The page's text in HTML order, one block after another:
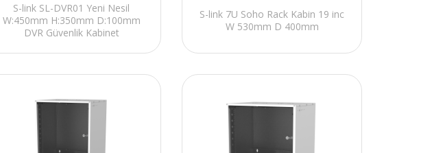
S-link SL-DVR01 Yeni Nesil
W:450mm H:350mm D:100mm
DVR Güvenlik Kabinet
S-link 7U Soho Rack Kabin 19 inc
W 530mm D 400mm